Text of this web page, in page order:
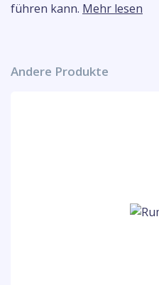
führen kann. Mehr lesen
Andere Produkte